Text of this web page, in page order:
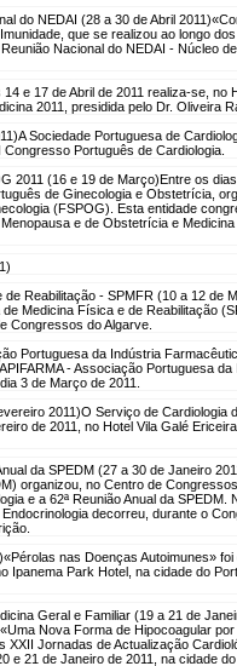
do NEDAI (28 a 30 de Abril 2011)
que se realizou ao longo
Nacional do NEDAI - Núcleo
14 e 17 de Abril de 2011 realiza-se, no
2011, presidida pelo Dr. Oliveira
A Sociedade Portuguesa de
Português de Cardiologia.
2011 (16 e 19 de Março) Entre os
de Ginecologia e Obstetrícia,
(FSPOG). Esta entidade
e de Obstetrícia e Medicina
Reabilitação - SPMFR (10 a 12 de
Medicina Física e de Reabilitação
Congressos do Algarve.
Portuguesa da Indústria
- Associação Portuguesa da
3 de Março de 2011.
2011)O Serviço de Cardiologia
de 2011, no Hotel Vila Galé
da SPEDM (27 a 30 de Janeiro
organizou, no Centro de
e a 62ª Reunião Anual da SPEDM.
decorreu, durante o
«Pérolas nas Doenças Autoimunes» foi
Ipanema Park Hotel, na cidade do
Geral e Familiar (19 a 21 de
Nova Forma de Hipocoagular
Jornadas de Actualização
e 21 de Janeiro de 2011, na cidade